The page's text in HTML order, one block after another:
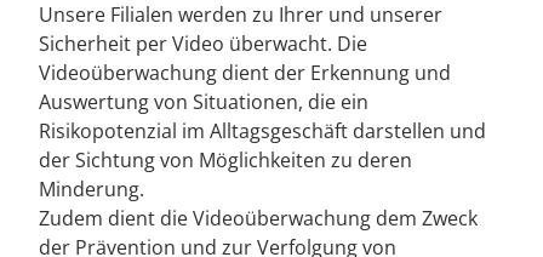
Unsere Filialen werden zu Ihrer und unserer
Sicherheit per Video überwacht. Die
Videoüberwachung dient der Erkennung und
Auswertung von Situationen, die ein
Risikopotenzial im Alltagsgeschäft darstellen und
der Sichtung von Möglichkeiten zu deren
Minderung.
Zudem dient die Videoüberwachung dem Zweck
der Prävention und zur Verfolgung von